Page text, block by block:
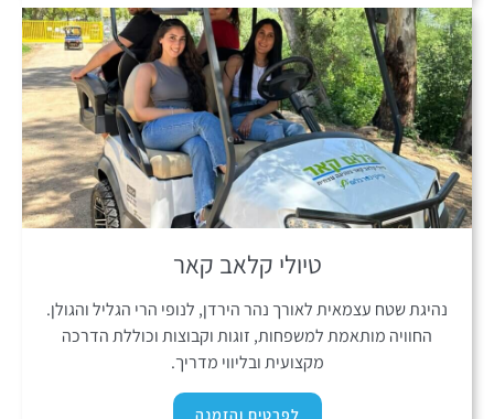
טיולי קלאב קאר
נהיגת שטח עצמאית לאורך נהר הירדן, לנופי הרי הגליל והגולן.
החוויה מותאמת למשפחות, זוגות וקבוצות וכוללת הדרכה
מקצועית ובליווי מדריך.
לפרטים והזמנה